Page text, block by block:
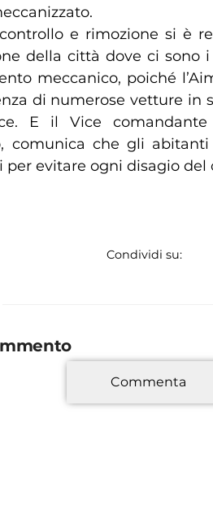
e rimozione si è
della città dove ci sono
meccanico, poiché
di numerose vetture in
E il Vice
comunica che gli
per evitare ogni disagio del
Condividi su:
Commenta